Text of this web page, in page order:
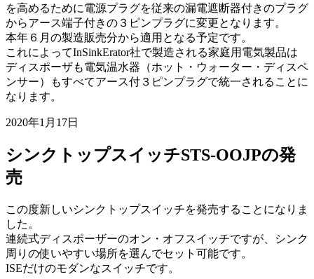
を高めるために電源プラグを従来の漏電遮断器付きのプラグ
からアース端子付きの３ピンプラグに変更となります。
本年６月の製造販売分から適用となる予定です。
これによってInSinkErator社で製造される家庭用電気製品は
ディスポーザも電気温水器（ホット・ウォーター・ディスペ
ンサー）もすべてアース付３ピンプラグで統一されることに
なります。
2020年1月17日
シンクトップスイッチSTS-OOJPの発
売
この度新しいシンクトップスイッチを発売することになりま
した。
連続式ディスポーザーのオン・オフスイッチですが、シンク
周りの使いやすい場所を選んでセット可能です。
ISEだけのモダンなスイッチです。